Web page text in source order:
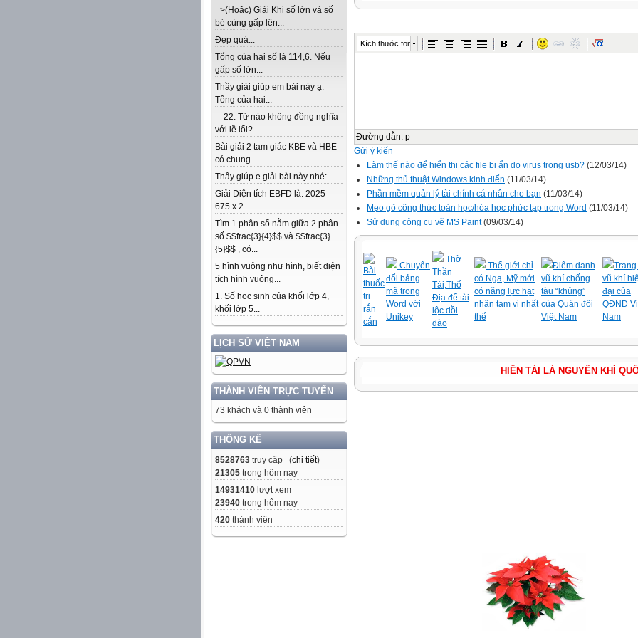
=>(Hoặc) Giải Khi số lớn và số
bé cùng gấp lên...
Đẹp quá...
Tổng của hai số là 114,6. Nếu
gấp số lớn...
Thầy giải giúp em bài này ạ:
Tổng của hai...
22. Từ nào không đồng nghĩa
với lề lối?...
Bài giải 2 tam giác KBE và HBE
có chung...
Thầy giúp e giải bài này nhé: ...
Giải Diện tích EBFD là: 2025 -
675 x 2...
Tìm 1 phân số nằm giữa 2 phân
số $$frac{3}{4}$$ và $$frac{3}
{5}$$ , có...
5 hình vuông như hình, biết diện
tích hình vuông...
1. Số học sinh của khối lớp 4,
khối lớp 5...
LỊCH SỬ VIỆT NAM
THÀNH VIÊN TRỰC TUYẾN
73 khách và 0 thành viên
THỐNG KÊ
8528763 truy cập (chi tiết)
21305 trong hôm nay
14931410 lượt xem
23940 trong hôm nay
420 thành viên
Kích thước font
Đường dẫn: p
Gửi ý kiến
Làm thế nào để hiển thị các file bị ẩn do virus trong usb? (12/03/14)
Những thủ thuật Windows kinh điển (11/03/14)
Phần mềm quản lý tài chính cá nhân cho bạn (11/03/14)
Mẹo gõ công thức toán học/hóa học phức tạp trong Word (11/03/14)
Sử dụng công cụ vẽ MS Paint(09/03/14)
Bài
thuốc
trị
rắn
cắn
Chuyển
đổi bảng
mã trong
Word với
Unikey
Thờ
Thần
Tài,Thổ
Địa để tài
lộc dồi
dào
Thế giới chỉ
có Nga, Mỹ mới
có năng lực hạt
nhân tam vị nhất
thể
Điểm danh
vũ khí chống
tàu “khủng”
của Quân đội
Việt Nam
Trang
vũ khí
đại của
QĐND
Nam
HIỀN TÀI LÀ NGUYÊN